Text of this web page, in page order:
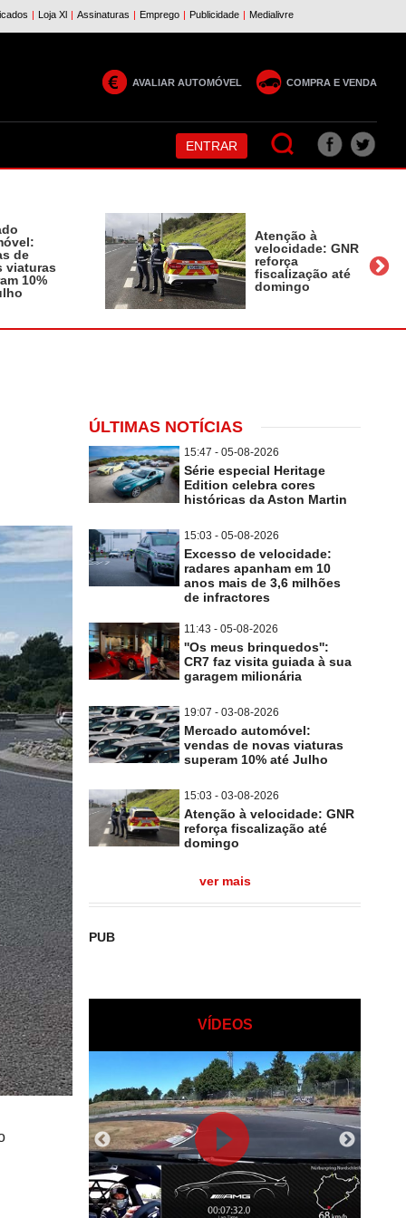
AVALIAR AUTOMÓVEL COMPRA E VENDA
ENTRAR
de
viaturas
10%
Atenção à
velocidade: GNR
reforça
fiscalização até
domingo
ÚLTIMAS NOTÍCIAS
15:47 - 05-08-2026
Série especial Heritage
Edition celebra cores
históricas da Aston Martin
15:03 - 05-08-2026
Excesso de velocidade:
radares apanham em 10
anos mais de 3,6 milhões
de infractores
11:43 - 05-08-2026
''Os meus brinquedos'':
CR7 faz visita guiada à sua
garagem milionária
19:07 - 03-08-2026
Mercado automóvel:
vendas de novas viaturas
superam 10% até Julho
15:03 - 03-08-2026
Atenção à velocidade: GNR
reforça fiscalização até
domingo
ver mais
PUB
VÍDEOS